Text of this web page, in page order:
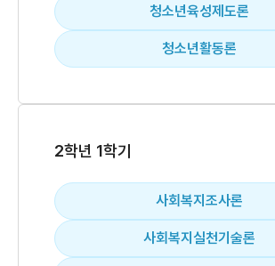
청소년육성제도론
청소년활동론
2학년 1학기
사회복지조사론
사회복지실천기술론